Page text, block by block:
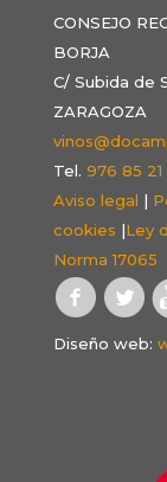
CONSEJO
BORJA
C/ Subida de
ZARAGOZA
Tel. 976 85 21
Aviso legal |
cookies |Ley
Norma 17065
Diseño web: